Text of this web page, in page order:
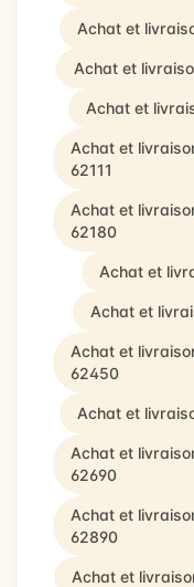
Achat et
Achat et
Achat et
Achat et
62111
Achat et
62180
Achat et
Achat et
Achat et
62450
Achat et
Achat et
62690
Achat et
62890
Achat et